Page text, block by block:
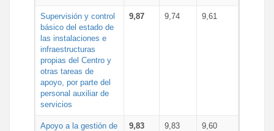
Supervisión y control
básico del estado de
las instalaciones e
infraestructuras
propias del Centro y
otras tareas de
apoyo, por parte del
personal auxiliar de
servicios
9,87 9,74 9,61
Apoyo a la gestión de
9,83 9,83 9,60